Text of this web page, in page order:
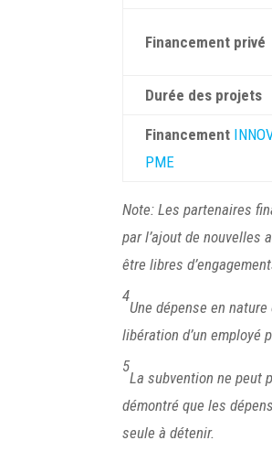
Financement privé
Durée des projets
Financement
PME
Note: Les partenaires
par l’ajout de nouvelles
être libres
4
Une dépense en
libération d’un employé
5
La subvention ne peut
démontré que les
seule à détenir.